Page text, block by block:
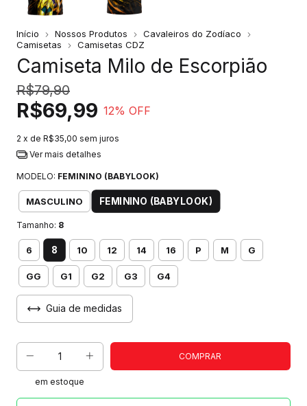
Início Nossos Produtos
Cavaleiros do Zodíaco
Camisetas
Camisetas CDZ
Camiseta Milo de Escorpião
R$79,90
R$69,99 12% OFF
2 x de R$35,00 sem juros
Ver mais detalhes
MODELO: FEMININO (BABYLOOK)
MASCULINO FEMININO (BABYLOOK)
Tamanho: 8
6 8 10 12 14 16 P M G
GG G1 G2 G3 G4
Guia de medidas
em estoque